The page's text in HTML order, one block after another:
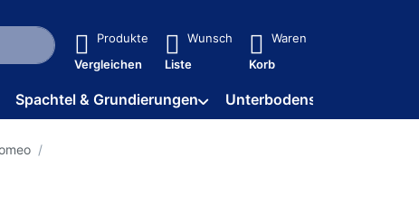
erste Ergebnisse. Drücken Sie die Eingabetaste, um alle
Produkte
Vergleichen
Wunsch
Liste
Waren
Korb
Spachtel & Grundierungen Unterbodenschutz / HV